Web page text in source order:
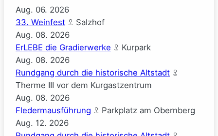
Aug. 06. 2026
33. Weinfest
Salzhof
Aug. 08. 2026
ErLEBE die Gradierwerke
Kurpark
Aug. 08. 2026
Rundgang durch die historische Altstadt
Therme III vor dem Kurgastzentrum
Aug. 08. 2026
Fledermausführung
Parkplatz am Obernberg
Aug. 12. 2026